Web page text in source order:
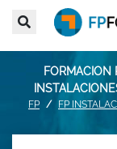
FORMACION
FP
FP